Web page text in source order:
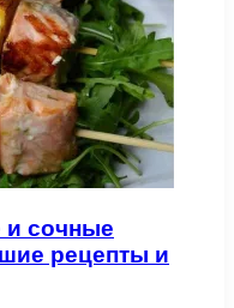
и сочные
рецепты и